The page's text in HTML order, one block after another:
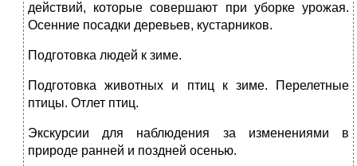
действий, которые совершают при уборке урожая.
Осенние посадки деревьев, кустарников.
Подготовка людей к зиме.
Подготовка животных и птиц к зиме. Перелетные
птицы. Отлет птиц.
Экскурсии для наблюдения за изменениями в
природе ранней и поздней осенью.